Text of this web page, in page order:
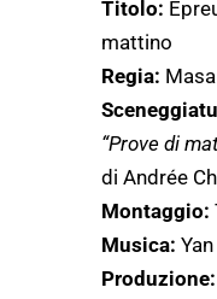
Titolo:
mattino
Regia:
“Prove di
di Andrée
Montaggio:
Musica:
Produzione: